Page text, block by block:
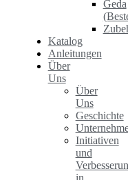
Geda
Katalog
Anleitungen
Über
Uns
Über
Uns
Geschichte
Initiativen
und
in